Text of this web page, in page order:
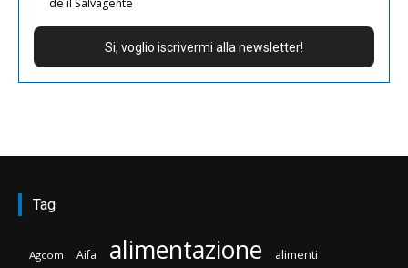
de il Salvagente
Tag
Agcom Aifa alimentazione alimenti